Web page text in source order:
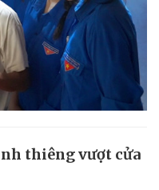
thiêng vượt cửa